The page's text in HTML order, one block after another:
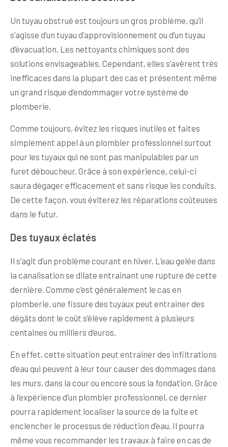
Un tuyau obstrué est toujours un gros problème, qu’il
s’agisse d’un tuyau d’approvisionnement ou d’un tuyau
d’évacuation. Les nettoyants chimiques sont des
solutions envisageables. Cependant, elles s’avèrent très
inefficaces dans la plupart des cas et présentent même
un grand risque d’endommager votre système de
plomberie.
Comme toujours, évitez les risques inutiles et faites
simplement appel à un plombier professionnel surtout
pour les tuyaux qui ne sont pas manipulables par un
furet déboucheur. Grâce à son expérience, celui-ci
saura dégager efficacement et sans risque les conduits.
De cette façon, vous éviterez les réparations coûteuses
dans le futur.
Des tuyaux éclatés
Il s’agit d’un problème courant en hiver. L’eau gelée dans
la canalisation se dilate entrainant une rupture de cette
dernière. Comme c’est généralement le cas en
plomberie, une fissure des tuyaux peut entrainer des
dégâts dont le coût s’élève rapidement à plusieurs
centaines ou milliers d’euros.
En effet, cette situation peut entrainer des infiltrations
d’eau qui peuvent à leur tour causer des dommages dans
les murs, dans la cour ou encore sous la fondation. Grâce
à l’expérience d’un plombier professionnel, ce dernier
pourra rapidement localiser la source de la fuite et
enclencher le processus de réduction d’eau. Il pourra
même vous recommander les travaux à faire en cas de